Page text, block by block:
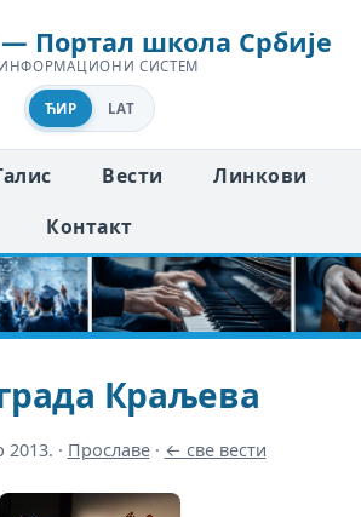
Портал школа Србије
СИСТЕМ
ЋИР LAT
Вести
Линкови
Контакт
Краљева
2013. · Прославе· ← све вести